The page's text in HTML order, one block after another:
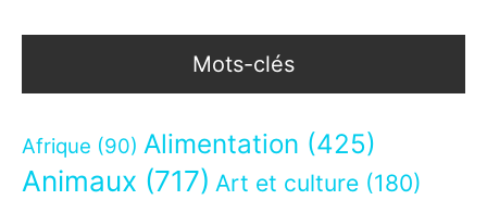
Mots-clés
Afrique (90) Alimentation (425)
Animaux (717) Art et culture (180)